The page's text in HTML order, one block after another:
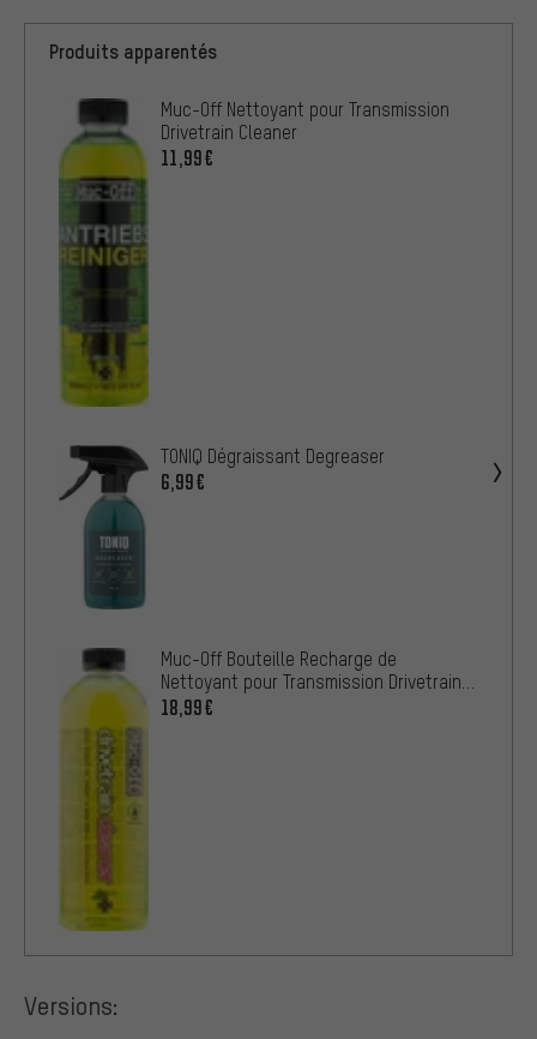
Produits apparentés
Muc-Off Nettoyant pour Transmission
Drivetrain Cleaner
11,99€
TONIQ Dégraissant Degreaser
6,99€
Muc-Off Bouteille Recharge de
Nettoyant pour Transmission Drivetrain
Cleaner
18,99€
Versions: